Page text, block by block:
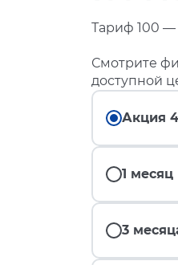
Тариф 100 —
Смотрите
доступной
Акция
1 месяц
3